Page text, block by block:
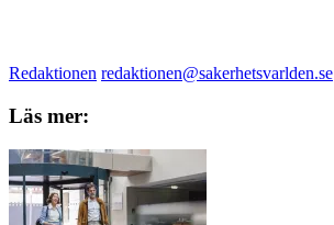
Redaktionen redaktionen@sakerhetsvarlden.se
Läs mer: